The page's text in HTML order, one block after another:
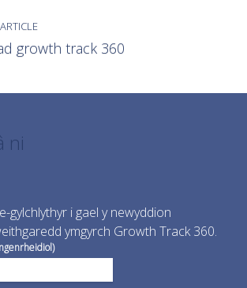
growth track 360
ni
gylchlythyr i gael y newyddion
ymgyrch Growth Track 360.